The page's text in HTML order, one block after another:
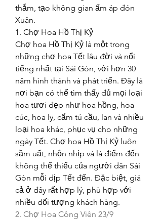
thắm, tạo không gian ấm áp đón
Xuân.
1. Chợ Hoa Hồ Thị Kỷ
Chợ hoa Hồ Thị Kỷ là một trong
những chợ hoa Tết lâu đời và nổi
tiếng nhất tại Sài Gòn, với hơn 30
năm hình thành và phát triển. Đây là
nơi bạn có thể tìm thấy đủ mọi loại
hoa tươi đẹp như hoa hồng, hoa
cúc, hoa ly, cẩm tú cầu, lan và nhiều
loại hoa khác, phục vụ cho những
ngày Tết. Chợ hoa Hồ Thị Kỷ luôn
sầm uất, nhộn nhịp và là điểm đến
không thể thiếu của người dân Sài
Gòn mỗi dịp Tết đến. Đặc biệt, giá
cả ở đây rất hợp lý, phù hợp với
nhiều đối tượng khách hàng.
2. Chợ Hoa Công Viên 23/9